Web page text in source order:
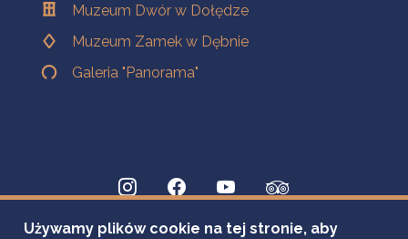
Muzeum Dwór w Dołędze
Muzeum Zamek w Dębnie
Galeria "Panorama"
Używamy plików cookie na tej stronie, aby